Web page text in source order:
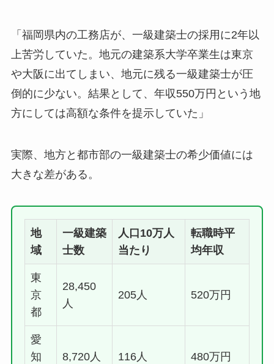
「福岡県内の工務店が、一級建築士の採用に2年以
上苦労していた。地元の建築系大学卒業生は東京
や大阪に出てしまい、地元に残る一級建築士が圧
倒的に少ない。結果として、年収550万円という地
方にしては高額な条件を提示していた」
実際、地方と都市部の一級建築士の希少価値には
大きな差がある。
地
域
一級建築
士数
人口10万人
当たり
転職時平
均年収
東
京
都
28,450
人
205人 520万円
愛
知
8,720人 116人 480万円